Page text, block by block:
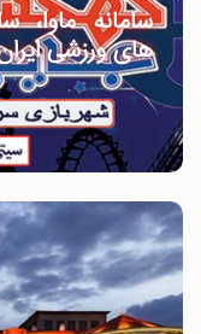
سامانه ماوا،
های ورزشی